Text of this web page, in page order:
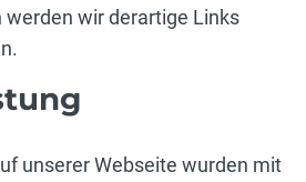
wir derartige Links
unserer Webseite wurden mit